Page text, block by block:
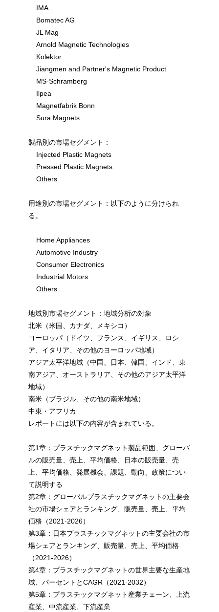
    IMA
    Bomatec AG
    JL Mag
    Arnold Magnetic Technologies
    Kolektor
    Jiangmen and Partner's Magnetic Product
    MS-Schramberg
    Ilpea
    Magnetfabrik Bonn
    Sura Magnets
製品別の市場セグメント：
    Injected Plastic Magnets
    Pressed Plastic Magnets
    Others
用途別の市場セグメント：以下のように分けられ
る。
    Home Appliances
    Automotive Industry
    Consumer Electronics
    Industrial Motors
    Others
地域別市場セグメント：地域分析の対象
北米（米国、カナダ、メキシコ）
ヨーロッパ（ドイツ、フランス、イギリス、ロシ
ア、イタリア、その他のヨーロッパ地域）
アジア太平洋地域（中国、日本、韓国、インド、東
南アジア、オーストラリア、その他のアジア太平洋
地域）
南米（ブラジル、その他の南米地域）
中東・アフリカ
レポートには以下の内容が含まれている。
第1章：プラスチックマグネット製品範囲、グローバ
ルの販売量、売上、平均価格、日本の販売量、売
上、平均価格、発展機会、課題、動向、政策につい
て説明する
第2章：グローバルプラスチックマグネットの主要会
社の市場シェアとランキング、販売量、売上、平均
価格（2021-2026）
第3章：日本プラスチックマグネットの主要会社の市
場シェアとランキング、販売量、売上、平均価格
（2021-2026）
第4章：プラスチックマグネットの世界主要な生産地
域、パーセントとCAGR（2021-2032）
第5章：プラスチックマグネット産業チェーン、上流
産業、中流産業、下流産業